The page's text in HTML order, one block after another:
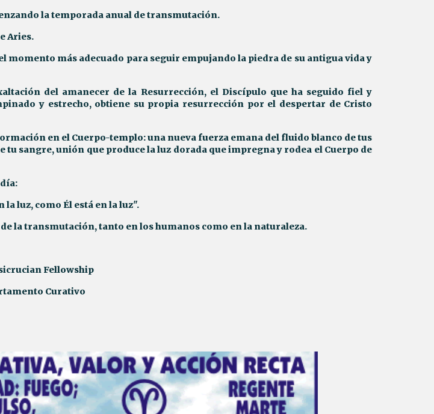
la temporada anual de transmutación.
Aries.
más adecuado para seguir empujando la piedra de su antigua vida y
del amanecer de la Resurrección, el Discípulo que ha seguido fiel y
y estrecho, obtiene su propia resurrección por el despertar de Cristo
en el Cuerpo-templo: una nueva fuerza emana del fluido blanco de tus
sangre, unión que produce la luz dorada que impregna y rodea el Cuerpo de
:
la luz, como Él está en la luz".
la transmutación, tanto en los humanos como en la naturaleza.
Fellowship
Curativo